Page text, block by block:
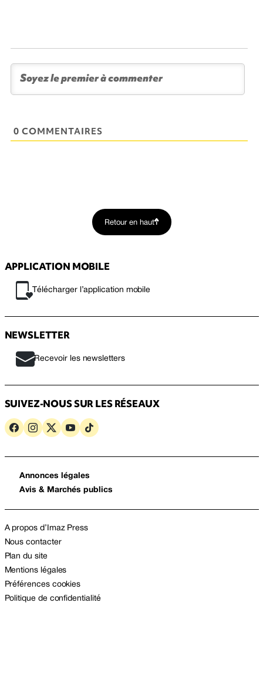
0 COMMENTAIRES
Retour en haut
APPLICATION MOBILE
Télécharger l’application mobile
NEWSLETTER
Recevoir les newsletters
SUIVEZ-NOUS SUR LES RÉSEAUX
Annonces légales
Avis & Marchés publics
A propos d’Imaz Press
Nous contacter
Plan du site
Mentions légales
Préférences cookies
Politique de confidentialité